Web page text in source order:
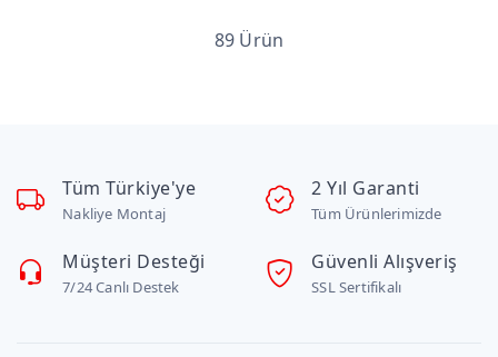
89 Ürün
Tüm Türkiye'ye
Nakliye Montaj
2 Yıl Garanti
Tüm Ürünlerimizde
Müşteri Desteği
7/24 Canlı Destek
Güvenli Alışveriş
SSL Sertifikalı